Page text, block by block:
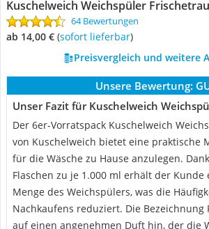
Kuschelweich Weichspüler
64 Bewertungen
ab 14,00 € ( Sofort lieferbar)
Preisvergleich und weitere
Unsere Bewertung:
Unser Fazit für Kuschelweich
Der 6er-Vorratspack Kuschelweich
von Kuschelweich bietet eine praktische
für die Wäsche zu Hause anzulegen.
Flaschen zu je 1.000 ml erhält der Kunde
Menge des Weichspülers, was die
Nachkaufens reduziert. Die Bezeichnung
auf einen angenehmen Duft hin, der die